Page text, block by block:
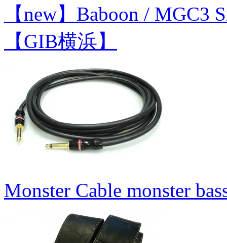
【new】Baboon /
【GIB横浜】
Monster Cable monster